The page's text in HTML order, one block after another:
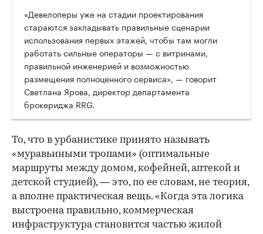
00:00
«Девелоперы уже на стадии проектирования
стараются закладывать правильные сценарии
использования первых этажей, чтобы там могли
работать сильные операторы — с витринами,
правильной инженерией и возможностью
размещения полноценного сервиса», — говорит
Светлана Ярова, директор департамента
брокериджа RRG.
То, что в урбанистике принято называть
«муравьиными тропами» (оптимальные
маршруты между домом, кофейней, аптекой и
детской студией), — это, по ее словам, не теория,
а вполне практическая вещь. «Когда эта логика
выстроена правильно, коммерческая
инфраструктура становится частью жилой